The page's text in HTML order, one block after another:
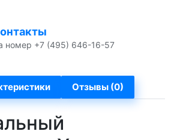
номер +7 (495) 646-16-57
Отзывы (0)